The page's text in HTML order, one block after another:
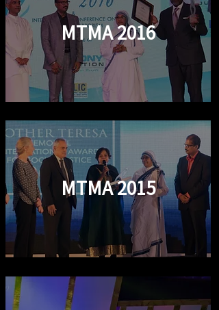
MTMA 2016
MTMA 2015